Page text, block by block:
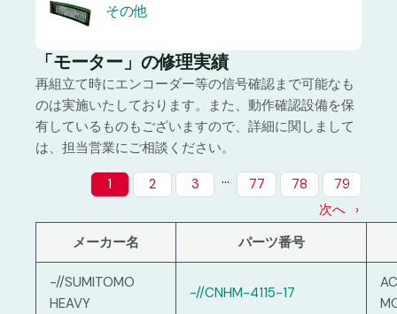
その他
「モーター」の修理実績
再組立て時にエンコーダー等の信号確認まで可能なも
のは実施いたしております。また、動作確認設備を保
有しているものもございますので、詳細に関しまして
は、担当営業にご相談ください。
1 2 3 … 77 78
79
次へ
メーカー名
パーツ番号
-//SUMITOMO
HEAVY
-//CNHM-4115-17